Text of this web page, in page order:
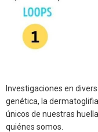
Investigaciones en
genética, la
únicos de nuestras
quiénes somos.